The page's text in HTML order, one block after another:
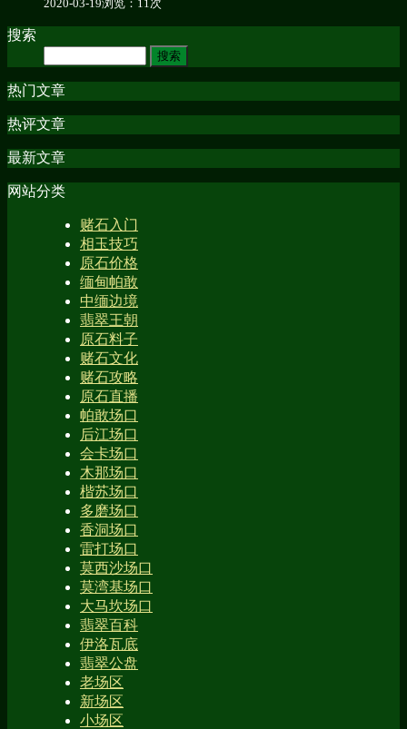
2020-03-19浏览：11次
搜索
热门文章
热评文章
最新文章
网站分类
赌石入门
相玉技巧
原石价格
缅甸帕敢
中缅边境
翡翠王朝
原石料子
赌石文化
赌石攻略
原石直播
帕敢场口
后江场口
会卡场口
木那场口
楷苏场口
多磨场口
香洞场口
雷打场口
莫西沙场口
莫湾基场口
大马坎场口
翡翠百科
伊洛瓦底
翡翠公盘
老场区
新场区
小场区